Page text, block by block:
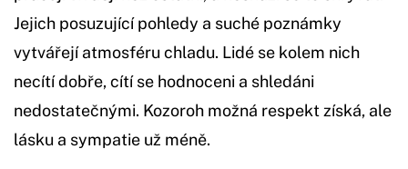
Jejich posuzující pohledy a suché poznámky
vytvářejí atmosféru chladu. Lidé se kolem nich
necítí dobře, cítí se hodnoceni a shledáni
nedostatečnými. Kozoroh možná respekt získá, ale
lásku a sympatie už méně.